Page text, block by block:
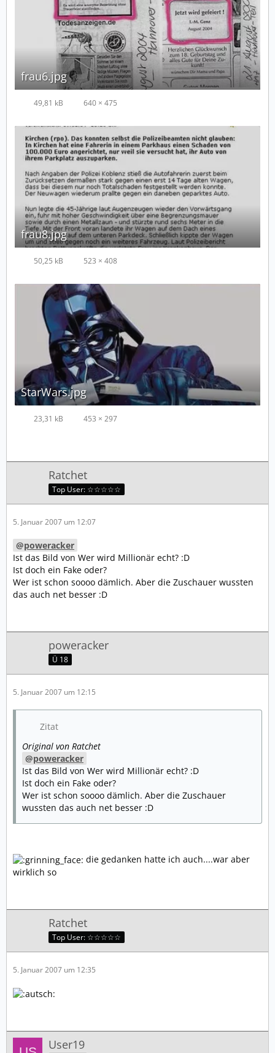
frau6.jpg
49,81 kB 640 × 475
frau8.jpg
50,25 kB 523 × 408
StarWars.jpg
23,31 kB 453 × 297
Ratchet
Top User: ☆☆☆☆☆
5. Januar 2007 um 12:07
poweracker
Ist das Bild von Wer wird Millionär echt? :D
Ist doch ein Fake oder?
Wer ist schon soooo dämlich. Aber die Zuschauer wussten
das auch net besser :D
poweracker
Ü 18
5. Januar 2007 um 12:15
Zitat
Original von Ratchet
poweracker
Ist das Bild von Wer wird Millionär echt? :D
Ist doch ein Fake oder?
Wer ist schon soooo dämlich. Aber die Zuschauer
wussten das auch net besser :D
die gedanken hatte ich auch....war aber
wirklich so
Ratchet
Top User: ☆☆☆☆☆
5. Januar 2007 um 12:35
User19